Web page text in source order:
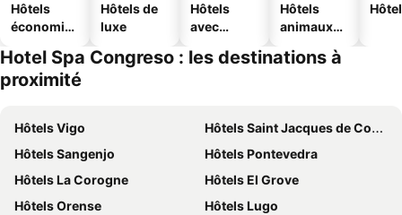
Hôtels
économiq
Hôtels de
luxe
Hôtels
avec
Hôtels
animaux
Hotel Spa Congreso : les destinations à
proximité
Hôtels Vigo
Hôtels Saint Jacques de Compostelle
Hôtels Sangenjo
Hôtels Pontevedra
Hôtels La Corogne
Hôtels El Grove
Hôtels Orense
Hôtels Lugo